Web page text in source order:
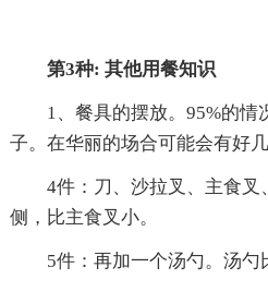
第3种: 其他用餐知识
1、餐具的摆放。95%的情
子。在华丽的场合可能会有好
4件：刀、沙拉叉、主食叉
侧，比主食叉小。
5件：再加一个汤勺。汤勺